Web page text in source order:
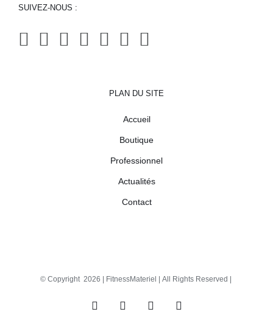
SUIVEZ-NOUS :
PLAN DU SITE
Accueil
Boutique
Professionnel
Actualités
Contact
© Copyright 2026 | FitnessMateriel | All Rights Reserved |